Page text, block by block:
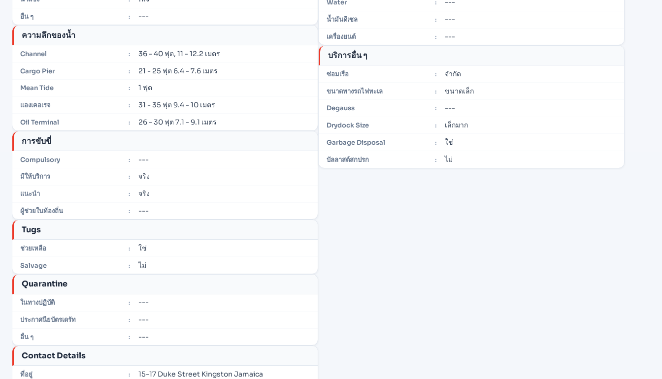
อื่น ๆ : ---
ความลึกของน้ำ
Channel : 36 - 40 ฟุต, 11 - 12.2 เมตร
Cargo Pier : 21 - 25 ฟุต 6.4 - 7.6 เมตร
Mean Tide : 1 ฟุต
แองเคอเรจ : 31 - 35 ฟุต 9.4 - 10 เมตร
Oil Terminal : 26 - 30 ฟุต 7.1 - 9.1 เมตร
การขับขี่
Compulsory : ---
มีให้บริการ : จริง
แนะนำ : จริง
ผู้ช่วยในท้องถิ่น : ---
Tugs
ช่วยเหลือ : ใช่
Salvage : ไม่
Quarantine
ในทางปฏิบัติ : ---
ประกาศนียบัตรเดรัท : ---
อื่น ๆ : ---
Contact Details
ที่อยู่ : 15-17 Duke Street Kingston Jamaica
Water : ---
น้ำมันดีเซล : ---
เครื่องยนต์ : ---
บริการอื่น ๆ
ซ่อมเรือ : จำกัด
ขนาดทางรถไฟทะเล : ขนาดเล็ก
Degauss : ---
Drydock Size : เล็กมาก
Garbage Disposal : ใช่
บัลลาสต์สกปรก : ไม่